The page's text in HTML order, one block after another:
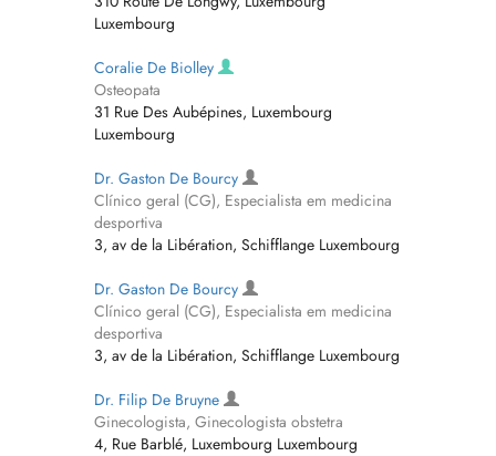
Luxembourg
Coralie De Biolley
Osteopata
31 Rue Des Aubépines, Luxembourg
Luxembourg
Dr. Gaston De Bourcy
Clínico geral (CG), Especialista em medicina
desportiva
3, av de la Libération, Schifflange Luxembourg
Dr. Gaston De Bourcy
Clínico geral (CG), Especialista em medicina
desportiva
3, av de la Libération, Schifflange Luxembourg
Dr. Filip De Bruyne
Ginecologista, Ginecologista obstetra
4, Rue Barblé, Luxembourg Luxembourg